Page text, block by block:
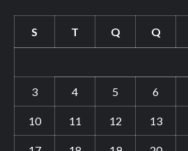
S T Q Q
3 4 5 6
10 11 12 13